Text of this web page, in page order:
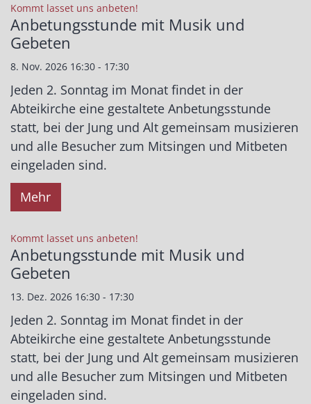
Kommt lasset uns anbeten!
Anbetungsstunde mit Musik und
Gebeten
8. Nov. 2026 16:30 - 17:30
Jeden 2. Sonntag im Monat findet in der
Abteikirche eine gestaltete Anbetungsstunde
statt, bei der Jung und Alt gemeinsam musizieren
und alle Besucher zum Mitsingen und Mitbeten
eingeladen sind.
Mehr
Kommt lasset uns anbeten!
Anbetungsstunde mit Musik und
Gebeten
13. Dez. 2026 16:30 - 17:30
Jeden 2. Sonntag im Monat findet in der
Abteikirche eine gestaltete Anbetungsstunde
statt, bei der Jung und Alt gemeinsam musizieren
und alle Besucher zum Mitsingen und Mitbeten
eingeladen sind.